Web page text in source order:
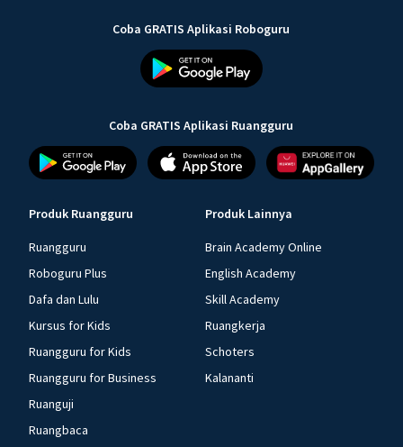
Coba GRATIS Aplikasi Roboguru
Coba GRATIS Aplikasi Ruangguru
Produk Ruangguru
Ruangguru
Roboguru Plus
Dafa dan Lulu
Kursus for Kids
Ruangguru for Kids
Ruangguru for Business
Ruanguji
Ruangbaca
Produk Lainnya
Brain Academy Online
English Academy
Skill Academy
Ruangkerja
Schoters
Kalananti